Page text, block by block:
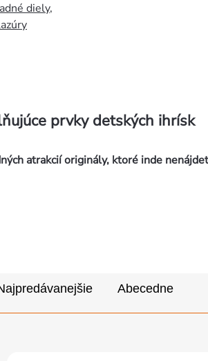
diely,
prvky detských ihrísk
atrakcií originály, ktoré inde
Abecedne